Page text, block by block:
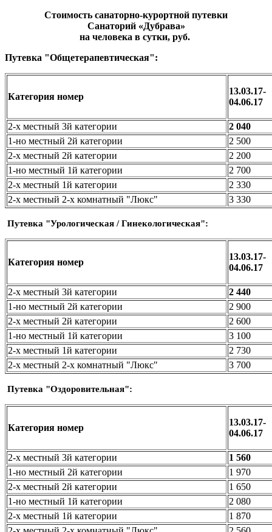
Стоимость санаторно-курортной путевки
Санаторий «Дубрава»
на человека в сутки, руб.
Путевка "Общетерапевтическая":
Категория номер
13.03.17-
04.06.17
2-х местный 3й категории
2 040
1-но местный 2й категории
2 500
2-х местный 2й категории
2 200
1-но местный 1й категории
2 700
2-х местный 1й категории
2 330
2-х местный 2-х комнатный "Люкс"
3 330
Путевка "Урологическая / Гинекологическая":
Категория номер
13.03.17-
04.06.17
2-х местный 3й категории
2 440
1-но местный 2й категории
2 900
2-х местный 2й категории
2 600
1-но местный 1й категории
3 100
2-х местный 1й категории
2 730
2-х местный 2-х комнатный "Люкс"
3 700
Путевка "Оздоровительная":
Категория номер
13.03.17-
04.06.17
2-х местный 3й категории
1 560
1-но местный 2й категории
1 970
2-х местный 2й категории
1 650
1-но местный 1й категории
2 080
2-х местный 1й категории
1 870